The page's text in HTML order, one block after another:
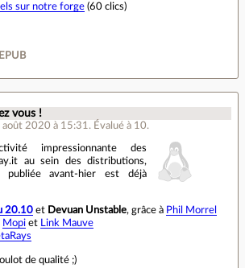
sur notre forge(60 clics)
EPUB
vous !
août 2020 à 15:31 . Évalué à 10.
impressionnante des
au sein des distributions,
avant-hier est déjà
20.10 et Devuan Unstable, grâce à Phil Morrel
Mopi et
Link Mauve
de qualité ;)